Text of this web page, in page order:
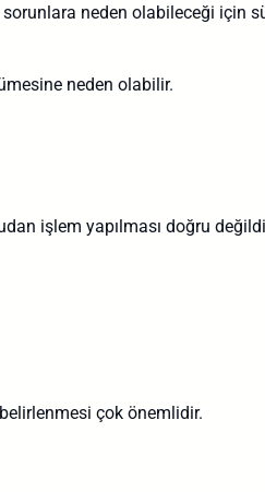
neden olabileceği için
neden olabilir.
işlem yapılması doğru
çok önemlidir.